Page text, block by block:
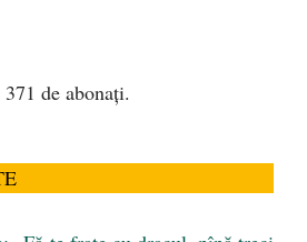
de abonați.